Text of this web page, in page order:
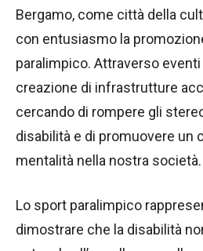
Bergamo, come città della
con entusiasmo la
paralimpico. Attraverso
creazione di infrastrutture
cercando di rompere gli
disabilità e di promuovere un
mentalità nella nostra società.
Lo sport paralimpico
dimostrare che la disabilità